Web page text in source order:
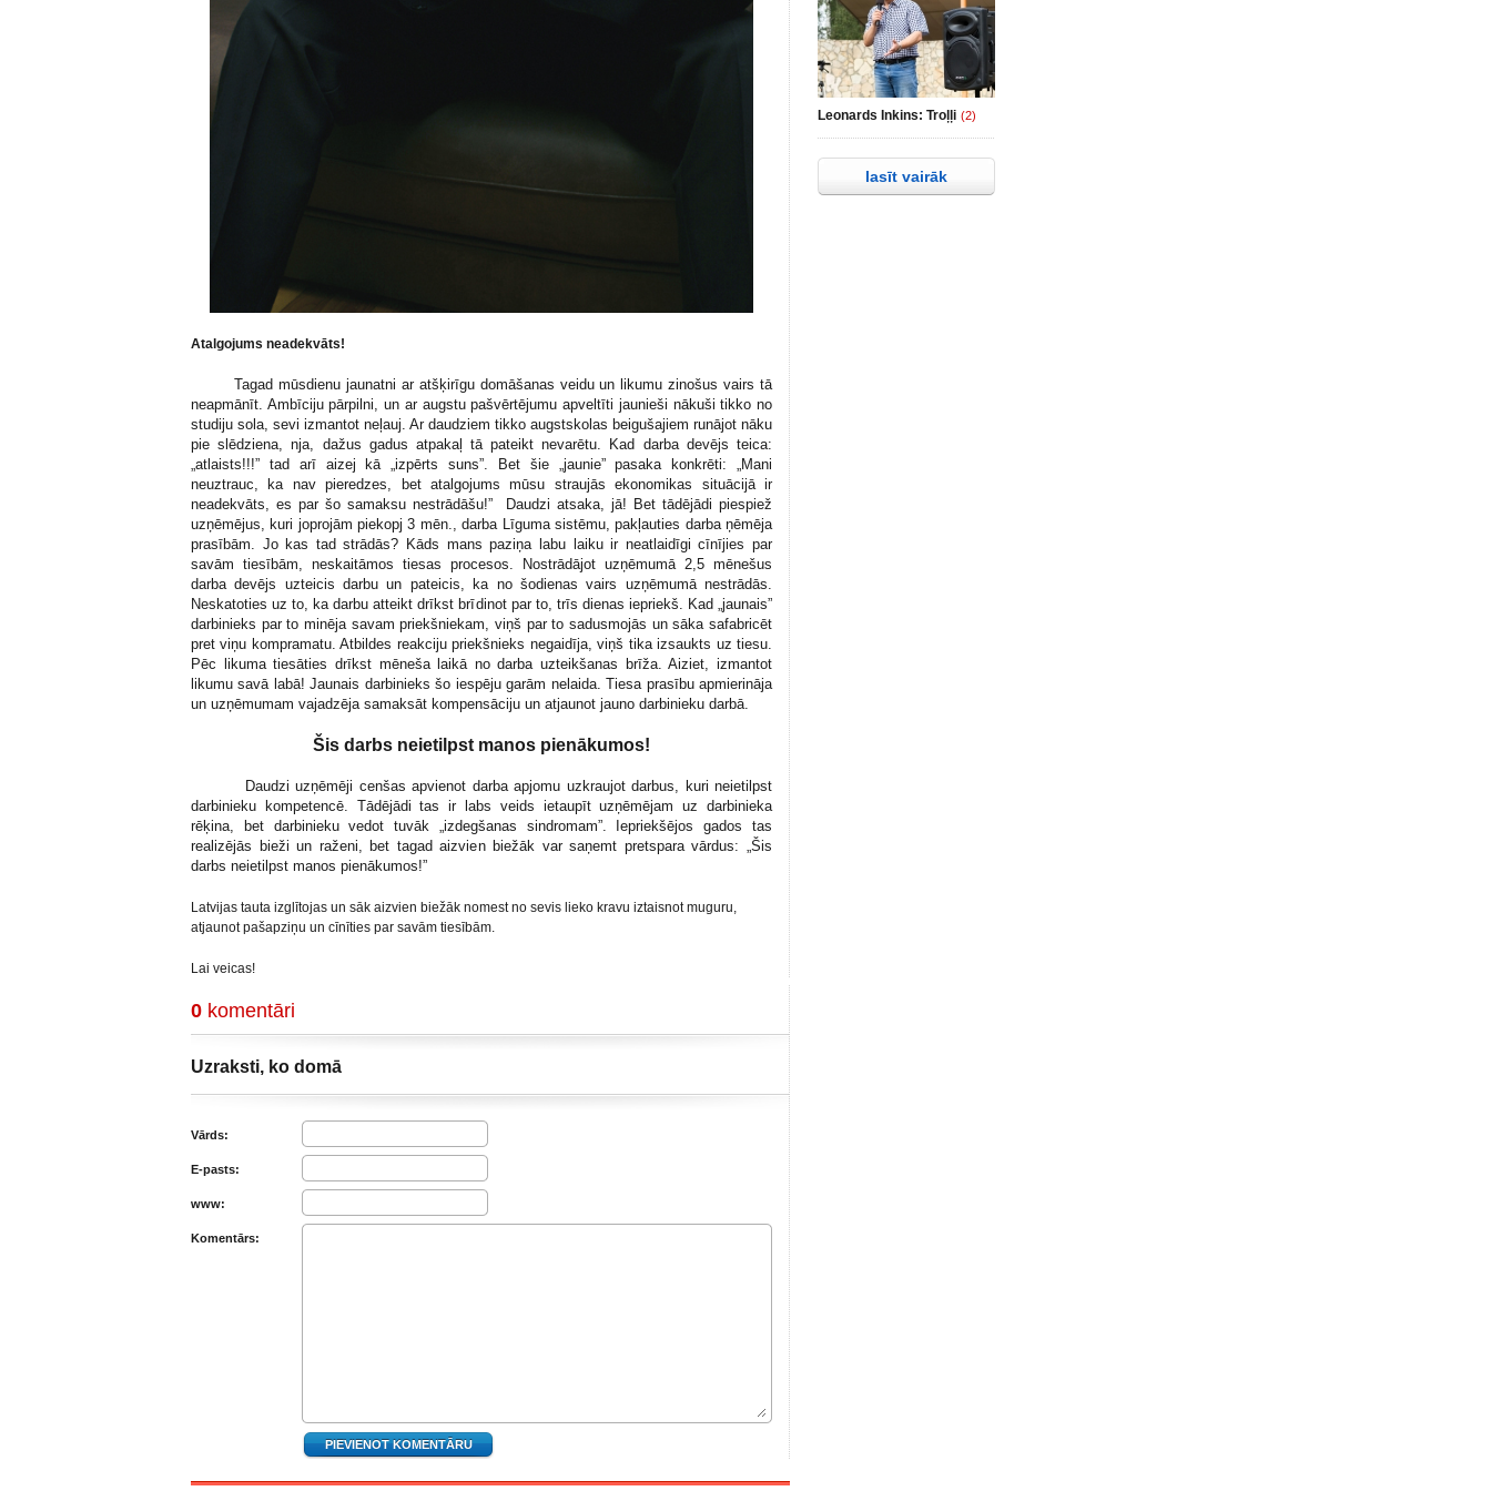
Atalgojums neadekvāts!
Tagad mūsdienu jaunatni ar atšķirīgu domāšanas veidu un likumu zinošus vairs tā
neapmānīt. Ambīciju pārpilni, un ar augstu pašvērtējumu apveltīti jaunieši nākuši tikko no
studiju sola, sevi izmantot neļauj. Ar daudziem tikko augstskolas beigušajiem runājot nāku
pie slēdziena, nja, dažus gadus atpakaļ tā pateikt nevarētu. Kad darba devējs teica:
„atlaists!!!” tad arī aizej kā „izpērts suns”. Bet šie „jaunie” pasaka konkrēti: „Mani
neuztrauc, ka nav pieredzes, bet atalgojums mūsu straujās ekonomikas situācijā ir
neadekvāts, es par šo samaksu nestrādāšu!”
Daudzi atsaka, jā! Bet tādējādi piespiež
uzņēmējus, kuri joprojām piekopj 3 mēn., darba Līguma sistēmu, pakļauties darba ņēmēja
prasībām. Jo kas tad strādās? Kāds mans paziņa labu laiku ir neatlaidīgi cīnījies par
savām tiesībām, neskaitāmos tiesas procesos. Nostrādājot uzņēmumā 2,5 mēnešus
darba devējs uzteicis darbu un pateicis, ka no šodienas vairs uzņēmumā nestrādās.
Neskatoties uz to, ka darbu atteikt drīkst brīdinot par to, trīs dienas iepriekš. Kad „jaunais”
darbinieks par to minēja savam priekšniekam, viņš par to sadusmojās un sāka safabricēt
pret viņu kompramatu. Atbildes reakciju priekšnieks negaidīja, viņš tika izsaukts uz tiesu.
Pēc likuma tiesāties drīkst mēneša laikā no darba uzteikšanas brīža. Aiziet, izmantot
likumu savā labā! Jaunais darbinieks šo iespēju garām nelaida. Tiesa prasību apmierināja
un uzņēmumam vajadzēja samaksāt kompensāciju un atjaunot jauno darbinieku darbā.
Šis darbs neietilpst manos pienākumos!
Daudzi uzņēmēji cenšas apvienot darba apjomu uzkraujot darbus, kuri neietilpst
darbinieku kompetencē. Tādējādi tas ir labs veids ietaupīt uzņēmējam uz darbinieka
rēķina, bet darbinieku vedot tuvāk „izdegšanas sindromam”. Iepriekšējos gados tas
realizējās bieži un raženi, bet tagad aizvien biežāk var saņemt pretspara vārdus: „Šis
darbs neietilpst manos pienākumos!”
Latvijas tauta izglītojas un sāk aizvien biežāk nomest no sevis lieko kravu iztaisnot muguru,
atjaunot pašapziņu un cīnīties par savām tiesībām.
Lai veicas!
0 komentāri
Uzraksti, ko domā
Vārds:
E-pasts:
www:
Komentārs:
Leonards Inkins: Troļļi (2)
lasīt vairāk